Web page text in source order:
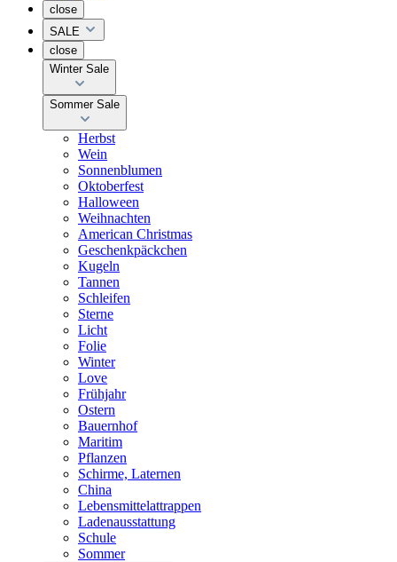
close
SALE
close
Winter Sale
Sommer Sale
Herbst
Wein
Sonnenblumen
Oktoberfest
Halloween
Weihnachten
American Christmas
Geschenkpäckchen
Kugeln
Tannen
Schleifen
Sterne
Licht
Folie
Winter
Love
Frühjahr
Ostern
Bauernhof
Maritim
Pflanzen
Schirme, Laternen
China
Lebensmittelattrappen
Ladenausstattung
Schule
Sommer